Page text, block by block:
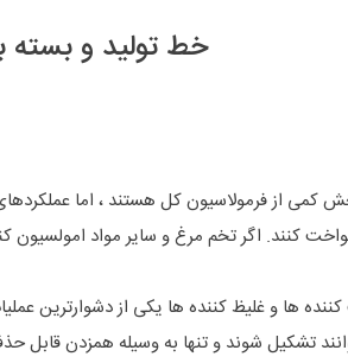
خط تولید و
کمی از فرمولاسیون کل هستند ، اما
کنند. اگر تخم مرغ و سایر مواد
ها و غلیظ کننده ها یکی از دشوارترین
تشکیل شوند و تنها به وسیله همزدن قابل